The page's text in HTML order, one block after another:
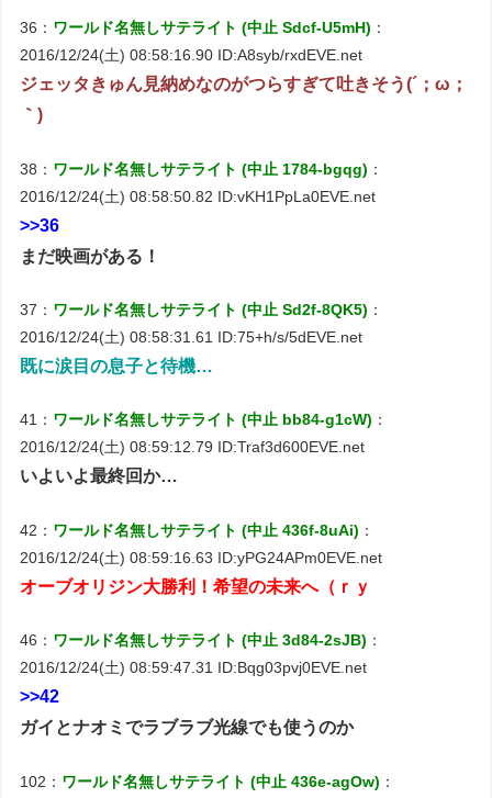
36： ワールド名無しサテライト (中止 Sdcf-U5mH) ：
2016/12/24(土) 08:58:16.90 ID:A8syb/rxdEVE.net
ジェッタきゅん見納めなのがつらすぎて吐きそう(´；ω；
｀)
38： ワールド名無しサテライト (中止 1784-bgqg) ：
2016/12/24(土) 08:58:50.82 ID:vKH1PpLa0EVE.net
>>36
まだ映画がある！
37： ワールド名無しサテライト (中止 Sd2f-8QK5) ：
2016/12/24(土) 08:58:31.61 ID:75+h/s/5dEVE.net
既に涙目の息子と待機…
41： ワールド名無しサテライト (中止 bb84-g1cW) ：
2016/12/24(土) 08:59:12.79 ID:Traf3d600EVE.net
いよいよ最終回か…
42： ワールド名無しサテライト (中止 436f-8uAi) ：
2016/12/24(土) 08:59:16.63 ID:yPG24APm0EVE.net
オーブオリジン大勝利！希望の未来へ（ｒｙ
46： ワールド名無しサテライト (中止 3d84-2sJB) ：
2016/12/24(土) 08:59:47.31 ID:Bqg03pvj0EVE.net
>>42
ガイとナオミでラブラブ光線でも使うのか
102： ワールド名無しサテライト (中止 436e-agOw) ：